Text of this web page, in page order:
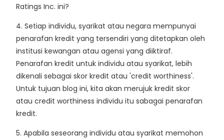
Ratings Inc. ini?
4. Setiap individu, syarikat atau negara mempunyai
penarafan kredit yang tersendiri yang ditetapkan oleh
institusi kewangan atau agensi yang diiktiraf.
Penarafan kredit untuk individu atau syarikat, lebih
dikenali sebagai skor kredit atau 'credit worthiness'.
Untuk tujuan blog ini, kita akan merujuk kredit skor
atau credit worthiness individu itu sabagai penarafan
kredit.
5. Apabila seseorang individu atau syarikat memohon